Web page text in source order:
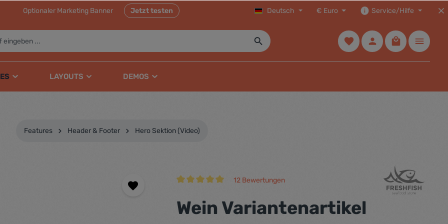
Optionaler Marketing Banner Jetzt testen Deutsch € Euro Service/Hilfe
LAYOUTS DEMOS
Features Header & Footer Hero Sektion (Video)
12 Bewertungen
Wein Variantenartikel